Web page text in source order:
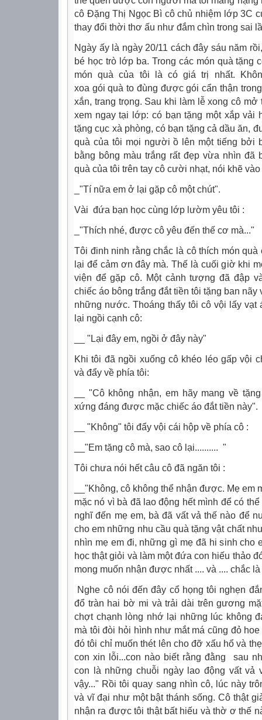
cô Đặng Thị Ngọc Bì cô chủ nhiệm lớp 3C
thay đổi thời thơ ấu như đắm chìn trong sai
Ngày ấy là ngày 20/11 cách đây sáu năm
bé học trò lớp ba. Trong các món quà tặng
món quà của tôi là có giá trị nhất.
xoa gói quà to đùng được gói cẩn thận
xắn, trang trọng. Sau khi làm lễ xong cô
xem ngay tại lớp: có bạn tặng một xắp vải
tặng cục xà phòng, có bạn tặng cả dầu ăn,
quà của tôi mọi người ồ lên một tiếng bởi
bằng bông màu trắng rất đẹp vừa nhìn đã
quà của tôi trên tay cô cười nhạt, nói khẽ vào
_"Tí nữa em ở lại gặp cô một chút".
Vài đứa bạn học cùng lớp lườm yêu tôi :
_"Thích nhé, được cô yêu đến thế cơ mà..."
Tôi đinh ninh rằng chắc là cô thích món
lại để cảm ơn đây mà. Thế là cuối giờ khi
viện để gặp cô. Một cảnh tượng đã đập
chiếc áo bông trắng đắt tiền tôi tặng ban
những nước. Thoáng thấy tôi cô vội lấy vạt
lại ngồi cạnh cô:
__ "Lại đây em, ngồi ở đây này"
Khi tôi đã ngồi xuống cô khéo léo gấp vội
và đẩy về phía tôi:
__ "Cô không nhận, em hãy mang về
xứng đáng được mặc chiếc áo đắt tiền này".
__ "Không" tôi đẩy vội cái hộp về phía cô :
__"Em tặng cô mà, sao cô lại.......... "
Tôi chưa nói hết câu cô đã ngăn tôi :
__"Không, cô không thể nhận được. Mẹ
mặc nó vì bà đã lao động hết mình để có
nghĩ đến mẹ em, bà đã vất vả thế nào để
cho em những nhu cầu quà tặng vật chất
nhìn mẹ em đi, những gì mẹ đã hi sinh cho
học thật giỏi và làm một đứa con hiếu thảo
mong muốn nhận được nhất .... và .... chắc
Nghe cô nói đến đây cổ họng tôi nghẹn
đổ tràn hai bờ mi và trải dài trên gương
chợt chạnh lòng nhớ lại những lúc không
mà tôi đòi hỏi hình như mắt má cũng đỏ
đó tôi chỉ muốn thét lên cho đỡ xấu hổ và
con xin lỗi...con nào biết rằng đằng sau
con là những chuỗi ngày lao động vất vả
vậy..." Rồi tôi quay sang nhìn cô, lúc này
và vĩ đại như một bật thánh sống. Cô thật
nhận ra được tôi thật bất hiếu và thờ ơ thế